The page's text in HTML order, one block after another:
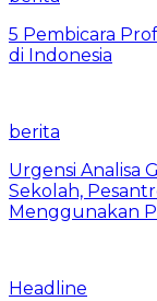
5 Pembicara
di Indonesia
berita
Urgensi Analisa
Sekolah,
Menggunakan
Headline